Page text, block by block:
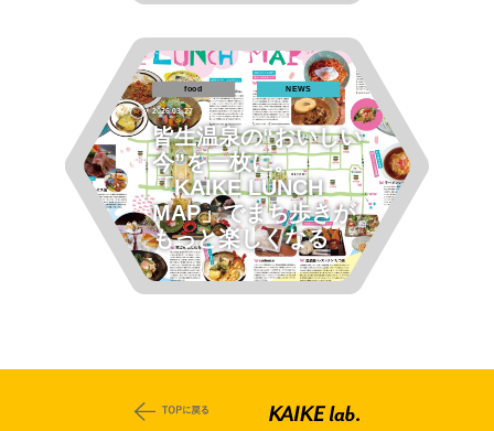
food NEWS
2026.03.27
皆生温泉の“おいしい
今”を一枚に。
「KAIKE LUNCH
MAP」でまち歩きが
もっと楽しくなる